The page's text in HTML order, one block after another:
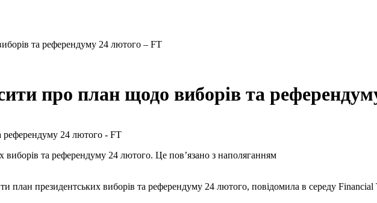
та референдуму 24 лютого – FT
про план щодо виборів та
виборів та референдуму 24 лютого. Це пов’язано з наполяганням
план президентських виборів та референдуму 24 лютого, повідомила в середу